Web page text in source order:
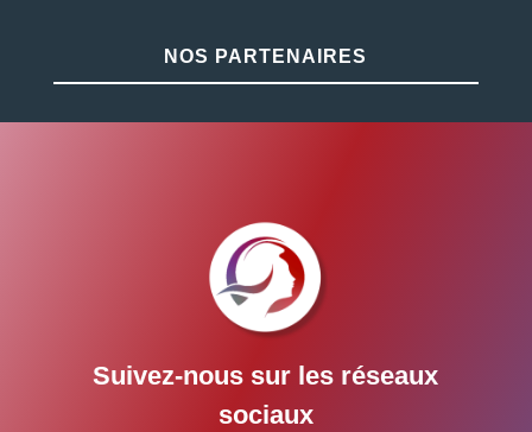
NOS PARTENAIRES
Suivez-nous sur les réseaux
sociaux